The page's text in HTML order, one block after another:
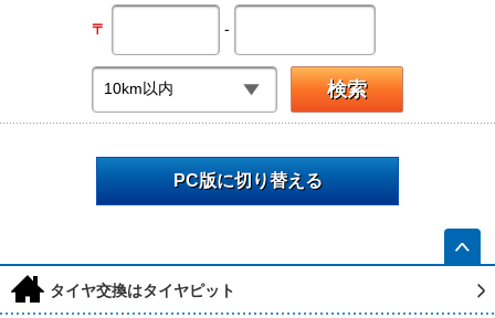
〒 -
PC版に切り替える
h タイヤ交換はタイヤピット